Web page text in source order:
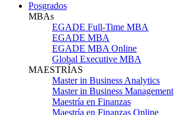
Posgrados
MBAs
EGADE Full-Time MBA
EGADE MBA
EGADE MBA Online
Global Executive MBA
MAESTRÍAS
Master in Business Analytics
Master in Business Management
Maestría en Finanzas
Maestría en Finanzas Online